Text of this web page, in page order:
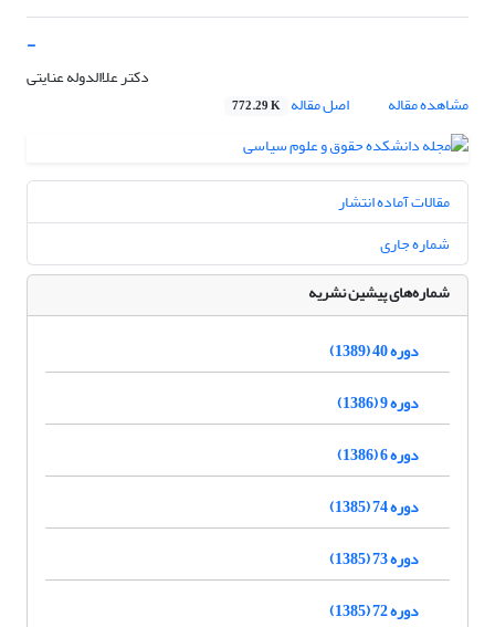
-
دکتر علاالدوله عنایتی
مشاهده مقاله
اصل مقاله 772.29 K
مقالات آماده انتشار
شماره جاری
شماره‌های پیشین نشریه
دوره 40 (1389)
دوره 9 (1386)
دوره 6 (1386)
دوره 74 (1385)
دوره 73 (1385)
دوره 72 (1385)